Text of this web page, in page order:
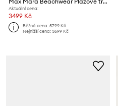
Aktuální cena:
3499 Kč
Běžná cena:5799 Kč
Nejnižší cena:3699 Kč